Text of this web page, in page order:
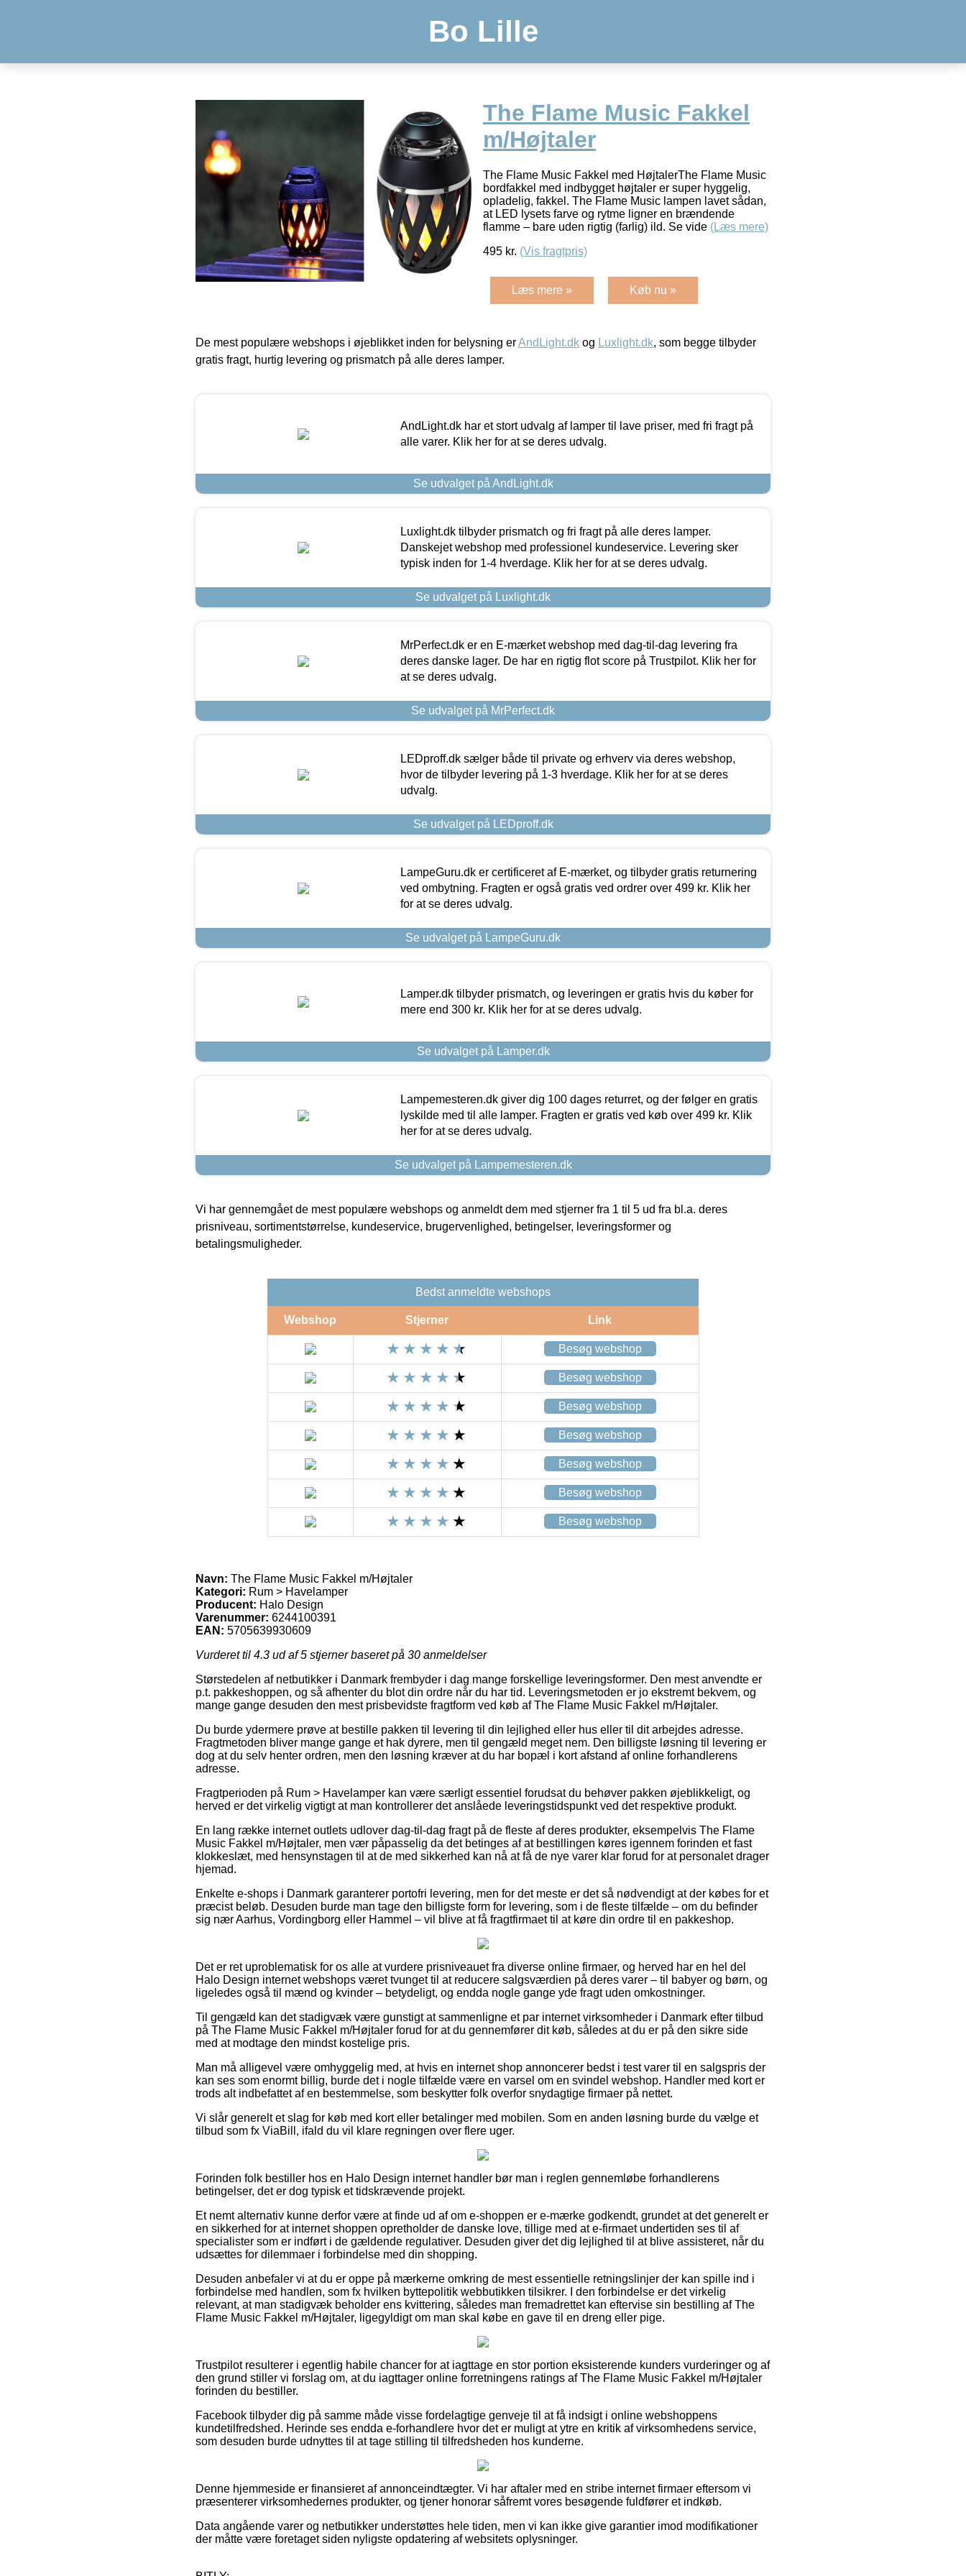
Bo Lille
The Flame Music Fakkel
m/Højtaler
The Flame Music Fakkel med HøjtalerThe Flame Music
bordfakkel med indbygget højtaler er super hyggelig,
opladelig, fakkel. The Flame Music lampen lavet sådan,
at LED lysets farve og rytme ligner en brændende
flamme – bare uden rigtig (farlig) ild. Se vide (Læs mere)
495 kr. (Vis fragtpris)
Læs mere » Køb nu »
De mest populære webshops i øjeblikket inden for belysning erAndLight.dk og Luxlight.dk, som begge tilbyder
gratis fragt, hurtig levering og prismatch på alle deres lamper.
AndLight.dk har et stort udvalg af lamper til lave priser, med fri fragt på
alle varer. Klik her for at se deres udvalg.
Se udvalget på AndLight.dk
Luxlight.dk tilbyder prismatch og fri fragt på alle deres lamper.
Danskejet webshop med professionel kundeservice. Levering sker
typisk inden for 1-4 hverdage. Klik her for at se deres udvalg.
Se udvalget på Luxlight.dk
MrPerfect.dk er en E-mærket webshop med dag-til-dag levering fra
deres danske lager. De har en rigtig flot score på Trustpilot. Klik her for
at se deres udvalg.
Se udvalget på MrPerfect.dk
LEDproff.dk sælger både til private og erhverv via deres webshop,
hvor de tilbyder levering på 1-3 hverdage. Klik her for at se deres
udvalg.
Se udvalget på LEDproff.dk
LampeGuru.dk er certificeret af E-mærket, og tilbyder gratis returnering
ved ombytning. Fragten er også gratis ved ordrer over 499 kr. Klik her
for at se deres udvalg.
Se udvalget på LampeGuru.dk
Lamper.dk tilbyder prismatch, og leveringen er gratis hvis du køber for
mere end 300 kr. Klik her for at se deres udvalg.
Se udvalget på Lamper.dk
Lampemesteren.dk giver dig 100 dages returret, og der følger en gratis
lyskilde med til alle lamper. Fragten er gratis ved køb over 499 kr. Klik
her for at se deres udvalg.
Se udvalget på Lampemesteren.dk
Vi har gennemgået de mest populære webshops og anmeldt dem med stjerner fra 1 til 5 ud fra bl.a. deres
prisniveau, sortimentstørrelse, kundeservice, brugervenlighed, betingelser, leveringsformer og
betalingsmuligheder.
Bedst anmeldte webshops
Webshop Stjerner Link
Besøg webshop
Besøg webshop
Besøg webshop
Besøg webshop
Besøg webshop
Besøg webshop
Besøg webshop
Navn: The Flame Music Fakkel m/Højtaler
Kategori: Rum > Havelamper
Producent: Halo Design
Varenummer: 6244100391
EAN: 5705639930609
Vurderet til 4.3 ud af 5 stjerner baseret på 30 anmeldelser
Størstedelen af netbutikker i Danmark frembyder i dag mange forskellige leveringsformer. Den mest anvendte er
p.t. pakkeshoppen, og så afhenter du blot din ordre når du har tid. Leveringsmetoden er jo ekstremt bekvem, og
mange gange desuden den mest prisbevidste fragtform ved køb af The Flame Music Fakkel m/Højtaler.
Du burde ydermere prøve at bestille pakken til levering til din lejlighed eller hus eller til dit arbejdes adresse.
Fragtmetoden bliver mange gange et hak dyrere, men til gengæld meget nem. Den billigste løsning til levering er
dog at du selv henter ordren, men den løsning kræver at du har bopæl i kort afstand af online forhandlerens
adresse.
Fragtperioden på Rum > Havelamper kan være særligt essentiel forudsat du behøver pakken øjeblikkeligt, og
herved er det virkelig vigtigt at man kontrollerer det anslåede leveringstidspunkt ved det respektive produkt.
En lang række internet outlets udlover dag-til-dag fragt på de fleste af deres produkter, eksempelvis The Flame
Music Fakkel m/Højtaler, men vær påpasselig da det betinges af at bestillingen køres igennem forinden et fast
klokkeslæt, med hensynstagen til at de med sikkerhed kan nå at få de nye varer klar forud for at personalet drager
hjemad.
Enkelte e-shops i Danmark garanterer portofri levering, men for det meste er det så nødvendigt at der købes for et
præcist beløb. Desuden burde man tage den billigste form for levering, som i de fleste tilfælde – om du befinder
sig nær Aarhus, Vordingborg eller Hammel – vil blive at få fragtfirmaet til at køre din ordre til en pakkeshop.
Det er ret uproblematisk for os alle at vurdere prisniveauet fra diverse online firmaer, og herved har en hel del
Halo Design internet webshops været tvunget til at reducere salgsværdien på deres varer – til babyer og børn, og
ligeledes også til mænd og kvinder – betydeligt, og endda nogle gange yde fragt uden omkostninger.
Til gengæld kan det stadigvæk være gunstigt at sammenligne et par internet virksomheder i Danmark efter tilbud
på The Flame Music Fakkel m/Højtaler forud for at du gennemfører dit køb, således at du er på den sikre side
med at modtage den mindst kostelige pris.
Man må alligevel være omhyggelig med, at hvis en internet shop annoncerer bedst i test varer til en salgspris der
kan ses som enormt billig, burde det i nogle tilfælde være en varsel om en svindel webshop. Handler med kort er
trods alt indbefattet af en bestemmelse, som beskytter folk overfor snydagtige firmaer på nettet.
Vi slår generelt et slag for køb med kort eller betalinger med mobilen. Som en anden løsning burde du vælge et
tilbud som fx ViaBill, ifald du vil klare regningen over flere uger.
Forinden folk bestiller hos en Halo Design internet handler bør man i reglen gennemløbe forhandlerens
betingelser, det er dog typisk et tidskrævende projekt.
Et nemt alternativ kunne derfor være at finde ud af om e-shoppen er e-mærke godkendt, grundet at det generelt er
en sikkerhed for at internet shoppen opretholder de danske love, tillige med at e-firmaet undertiden ses til af
specialister som er indført i de gældende regulativer. Desuden giver det dig lejlighed til at blive assisteret, når du
udsættes for dilemmaer i forbindelse med din shopping.
Desuden anbefaler vi at du er oppe på mærkerne omkring de mest essentielle retningslinjer der kan spille ind i
forbindelse med handlen, som fx hvilken byttepolitik webbutikken tilsikrer. I den forbindelse er det virkelig
relevant, at man stadigvæk beholder ens kvittering, således man fremadrettet kan eftervise sin bestilling af The
Flame Music Fakkel m/Højtaler, ligegyldigt om man skal købe en gave til en dreng eller pige.
Trustpilot resulterer i egentlig habile chancer for at iagttage en stor portion eksisterende kunders vurderinger og af
den grund stiller vi forslag om, at du iagttager online forretningens ratings af The Flame Music Fakkel m/Højtaler
forinden du bestiller.
Facebook tilbyder dig på samme måde visse fordelagtige genveje til at få indsigt i online webshoppens
kundetilfredshed. Herinde ses endda e-forhandlere hvor det er muligt at ytre en kritik af virksomhedens service,
som desuden burde udnyttes til at tage stilling til tilfredsheden hos kunderne.
Denne hjemmeside er finansieret af annonceindtægter. Vi har aftaler med en stribe internet firmaer eftersom vi
præsenterer virksomhedernes produkter, og tjener honorar såfremt vores besøgende fuldfører et indkøb.
Data angående varer og netbutikker understøttes hele tiden, men vi kan ikke give garantier imod modifikationer
der måtte være foretaget siden nyligste opdatering af websitets oplysninger.